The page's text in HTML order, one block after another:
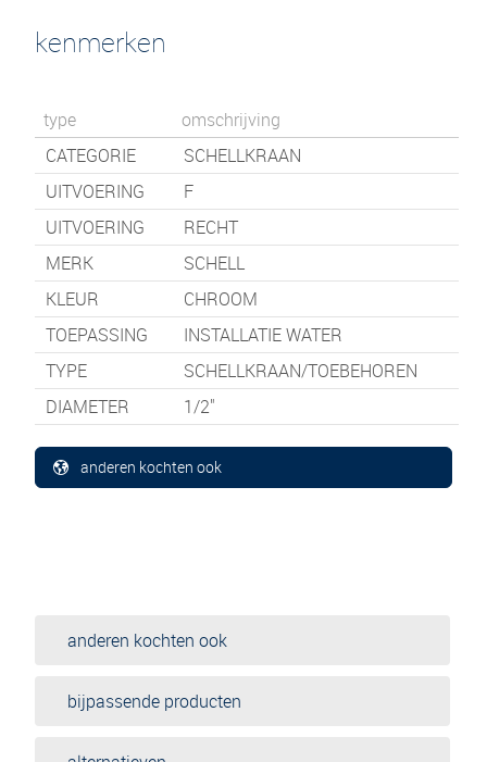
kenmerken
type
omschrijving
CATEGORIE
SCHELLKRAAN
UITVOERING
F
UITVOERING
RECHT
MERK
SCHELL
KLEUR
CHROOM
TOEPASSING
INSTALLATIE WATER
TYPE
SCHELLKRAAN/TOEBEHOREN
DIAMETER
1/2"
anderen kochten ook
anderen kochten ook
bijpassende producten